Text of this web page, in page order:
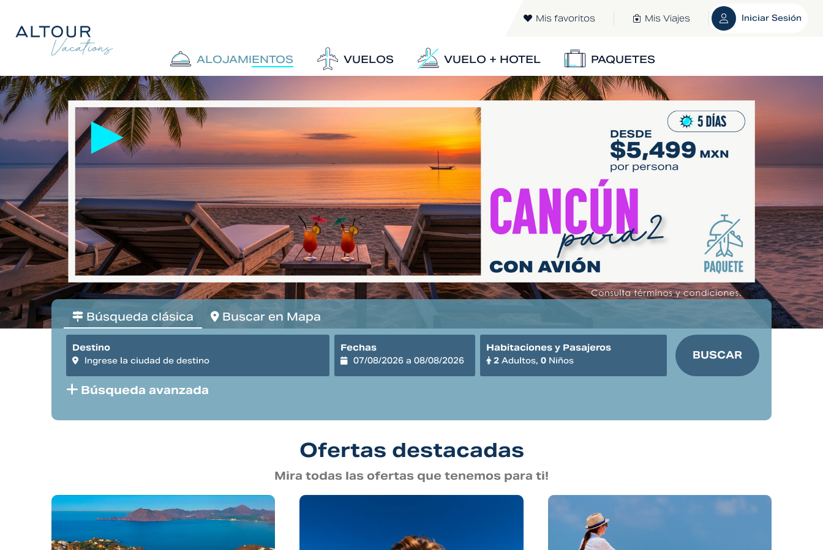
Mis favoritos Mis Viajes Iniciar Sesión
ALOJAMIENTOS VUELOS VUELO + HOTEL PAQUETES
Búsqueda clásica Buscar en Mapa
Destino Fechas Habitaciones y Pasajeros
2Adultos, 0Niños
Búsqueda avanzada
Ofertas destacadas
Mira todas las ofertas que tenemos para ti!